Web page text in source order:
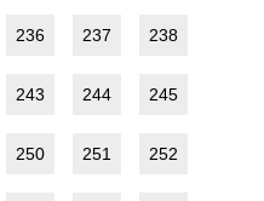
236 237 238
243 244 245
250 251 252